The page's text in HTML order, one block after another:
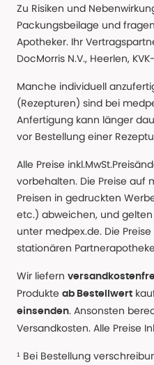
Zu Risiken und
Packungsbeilage und
Apotheker. Ihr
DocMorris N.V., Heerlen,
Manche individuell
(Rezepturen) sind bei
Anfertigung kann länger
vor Bestellung einer
Alle Preise
vorbehalten. Die Preise auf
Preisen in gedruckten
etc.) abweichen, und
unter medpex.de. Die
stationären
Wir liefern
Produkte ab Bestellwert
einsenden. Ansonsten
Versandkosten. Alle Preise
¹ Bei Bestellung